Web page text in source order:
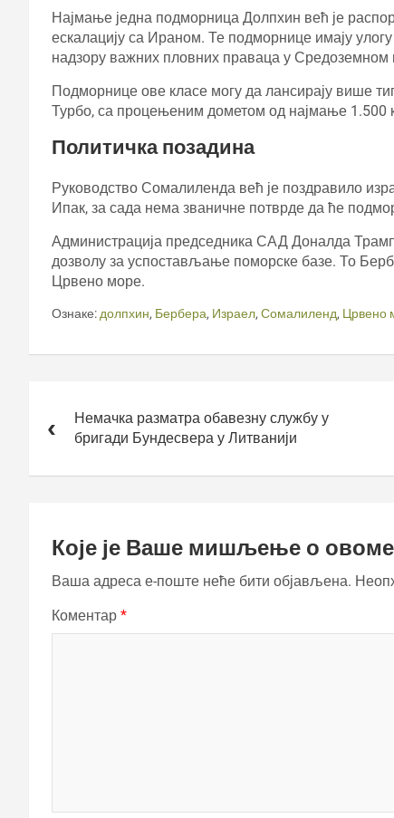
Најмање једна подморница Долпхин већ је
ескалацију са Ираном. Те подморнице имају
надзору важних пловних праваца у Средоземном
Подморнице ове класе могу да лансирају више
Турбо, са процењеним дометом од најмање 1.500
Политичка позадина
Руководство Сомалиленда већ је поздравило
Ипак, за сада нема званичне потврде да ће
Администрација председника САД Доналда
дозволу за успостављање поморске базе. То
Црвено море.
Ознаке: долпхин, Бербера, Израел, Сомалиленд, Црвено
чланкаНемачка разматра обавезну службу у
бригади Бундесвера у Литванији
Које је Ваше мишљење о
Ваша адреса е-поште неће бити објављена.
Коментар *